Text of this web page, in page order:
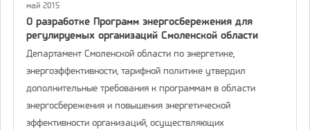
май 2015
О разработке Программ энергосбережения для
регулируемых организаций Смоленской области
Департамент Смоленской области по энергетике,
энергоэффективности, тарифной политике утвердил
дополнительные требования к программам в области
энергосбережения и повышения энергетической
эффективности организаций, осуществляющих